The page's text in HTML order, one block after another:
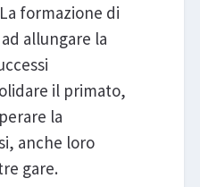
formazione di
allungare la
il primato,
la
anche loro
gare.